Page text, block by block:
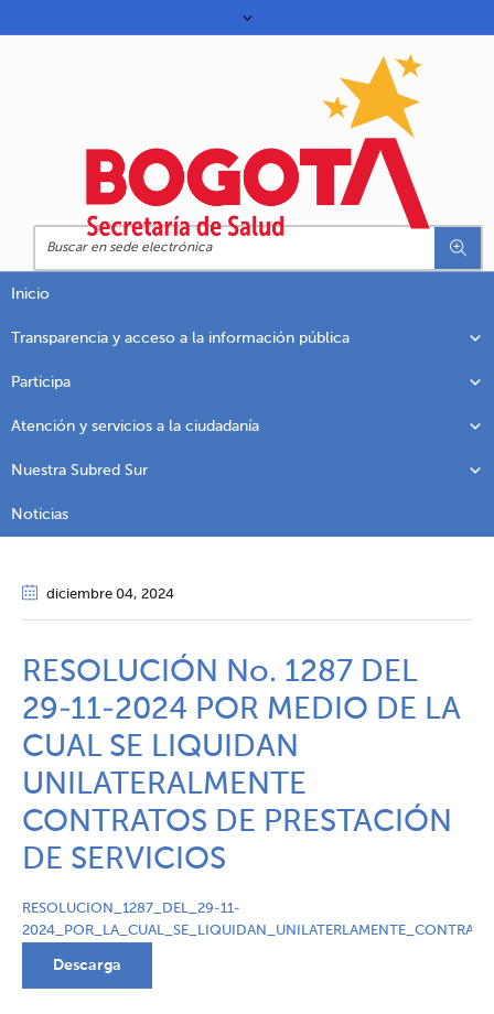
Inicio
Transparencia y acceso a la información pública
Participa
Atención y servicios a la ciudadanía
Nuestra Subred Sur
Noticias
diciembre 04, 2024
RESOLUCIÓN No. 1287 DEL
29-11-2024 POR MEDIO DE LA
CUAL SE LIQUIDAN
UNILATERALMENTE
CONTRATOS DE PRESTACIÓN
DE SERVICIOS
RESOLUCION_1287_DEL_29-11-
Descarga